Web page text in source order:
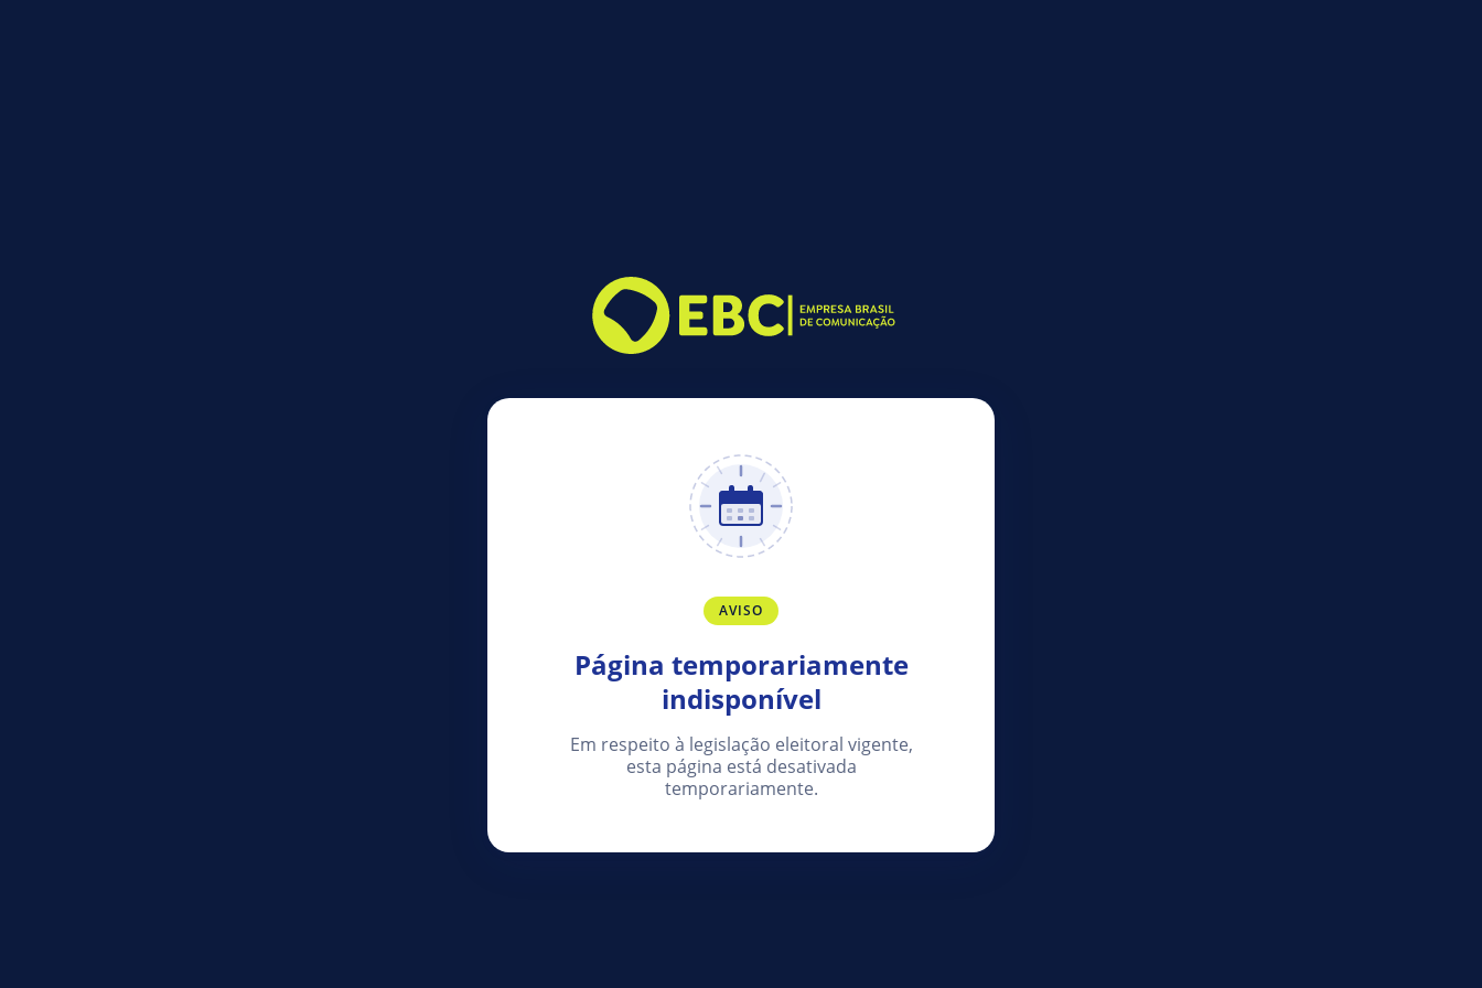
AVISO
Página temporariamente
indisponível
Em respeito à legislação eleitoral vigente,
esta página está desativada
temporariamente.